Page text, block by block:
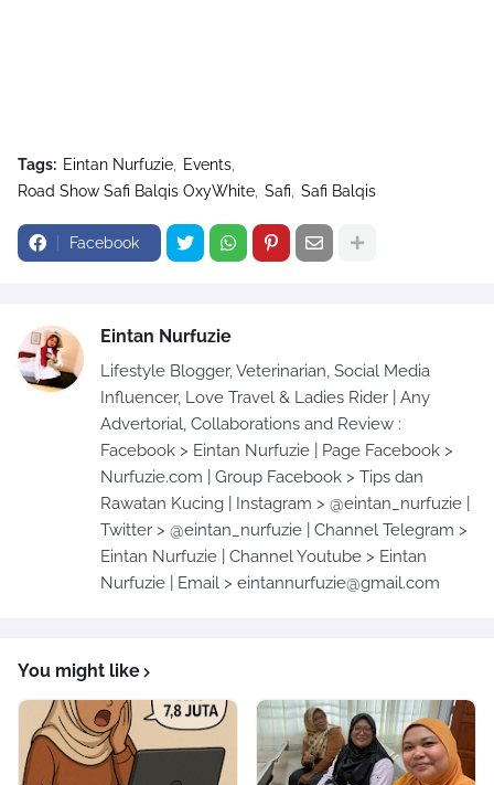
Tags: Eintan Nurfuzie
Events
Road Show Safi Balqis OxyWhite Safi Safi Balqis
Facebook
Eintan Nurfuzie
Lifestyle Blogger, Veterinarian, Social Media
Influencer, Love Travel & Ladies Rider | Any
Advertorial, Collaborations and Review :
Facebook > Eintan Nurfuzie | Page Facebook >
Nurfuzie.com | Group Facebook > Tips dan
Rawatan Kucing | Instagram > @eintan_nurfuzie |
Twitter > @eintan_nurfuzie | Channel Telegram >
Eintan Nurfuzie | Channel Youtube > Eintan
Nurfuzie | Email > eintannurfuzie@gmail.com
You might like